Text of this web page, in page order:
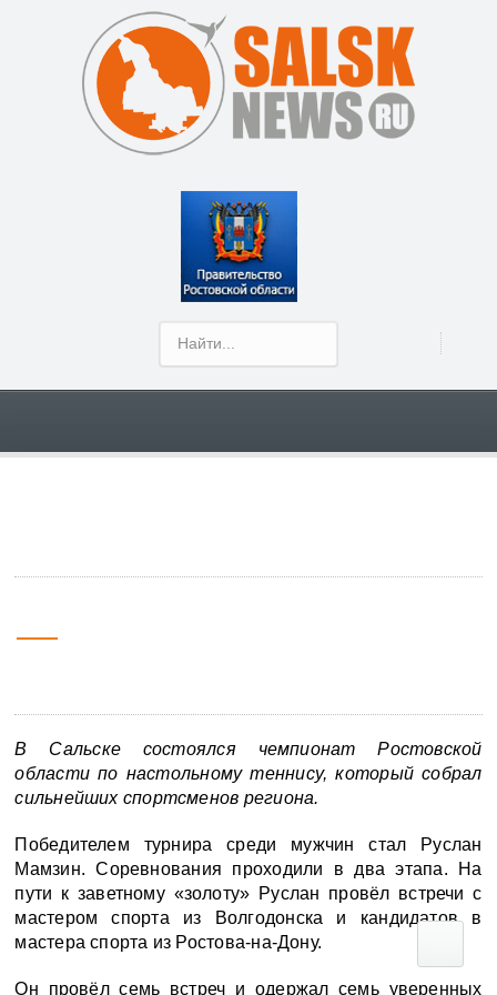
19 мая 08:10
2026
ВСальске состоялсячемпионат Ростовской
области по настольному теннису, который собрал